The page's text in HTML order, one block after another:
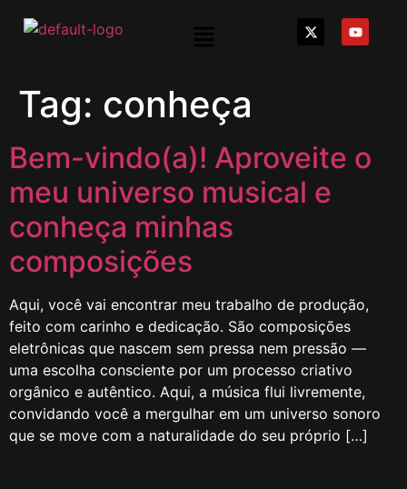
Tag: conheça
Bem-vindo(a)! Aproveite o
meu universo musical e
conheça minhas
composições
Aqui, você vai encontrar meu trabalho de produção,
feito com carinho e dedicação. São composições
eletrônicas que nascem sem pressa nem pressão —
uma escolha consciente por um processo criativo
orgânico e autêntico. Aqui, a música flui livremente,
convidando você a mergulhar em um universo sonoro
que se move com a naturalidade do seu próprio […]